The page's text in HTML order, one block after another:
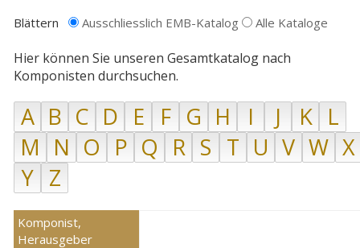
Blättern Ausschliesslich EMB-Katalog Alle Kataloge
Hier können Sie unseren Gesamtkatalog nach
Komponisten durchsuchen.
A B C D E F G H I J K L
M N O P Q R S T U V W X
Y Z
Komponist,
Herausgeber